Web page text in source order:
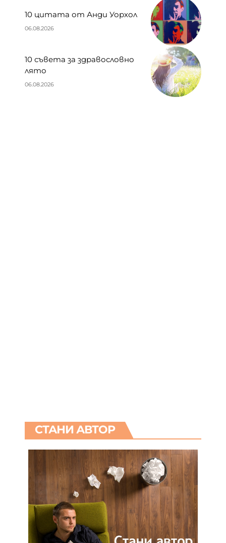
10 цитата от Анди Уорхол
06.08.2026
10 съвета за здравословно
лято
06.08.2026
СТАНИ АВТОР